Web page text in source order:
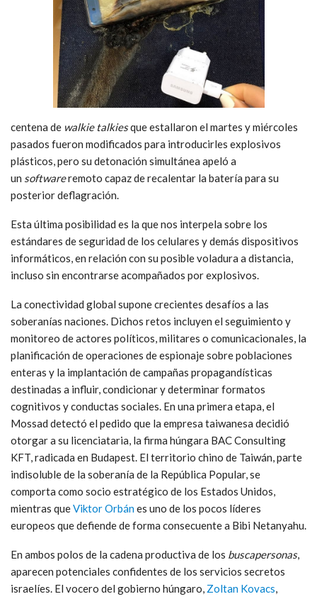
centena de walkie talkiesque estallaron el martes y miércoles
pasados fueron modificados para introducirles explosivos
plásticos, pero su detonación simultánea apeló a
un softwareremoto capaz de recalentar la batería para su
posterior deflagración.
Esta última posibilidad es la que nos interpela sobre los
estándares de seguridad de los celulares y demás dispositivos
informáticos, en relación con su posible voladura a distancia,
incluso sin encontrarse acompañados por explosivos.
La conectividad global supone crecientes desafíos a las
soberanías naciones. Dichos retos incluyen el seguimiento y
monitoreo de actores políticos, militares o comunicacionales, la
planificación de operaciones de espionaje sobre poblaciones
enteras y la implantación de campañas propagandísticas
destinadas a influir, condicionar y determinar formatos
cognitivos y conductas sociales. En una primera etapa, el
Mossad detectó el pedido que la empresa taiwanesa decidió
otorgar a su licenciataria, la firma húngara BAC Consulting
KFT, radicada en Budapest. El territorio chino de Taiwán, parte
indisoluble de la soberanía de la República Popular, se
comporta como socio estratégico de los Estados Unidos,
mientras queViktor Orbánes uno de los pocos líderes
europeos que defiende de forma consecuente a Bibi Netanyahu.
En ambos polos de la cadena productiva de los buscapersonas,
aparecen potenciales confidentes de los servicios secretos
israelíes. El vocero del gobierno húngaro, Zoltan Kovacs,